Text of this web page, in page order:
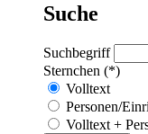
Suche
Suchbegriff
Sternchen (*)
Volltext
Personen/
Volltext +